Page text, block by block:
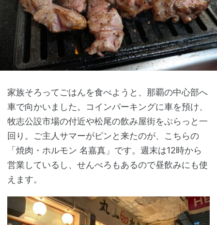
家族そろってごはんを食べようと、那覇の中心部へ
車で向かいました。コインパーキングに車を預け、
牧志公設市場の付近や松尾の飲み屋街をぶらっと一
回り。ご主人サマーがピンと来たのが、こちらの
「焼肉・ホルモン 名嘉真」です。週末は12時から
営業しているし、せんべろもあるので昼飲みにも使
えます。